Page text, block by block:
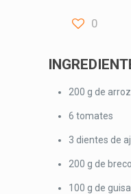
0
200 g de arroz
6 tomates
3 dientes de
200 g de brecol
100 g de